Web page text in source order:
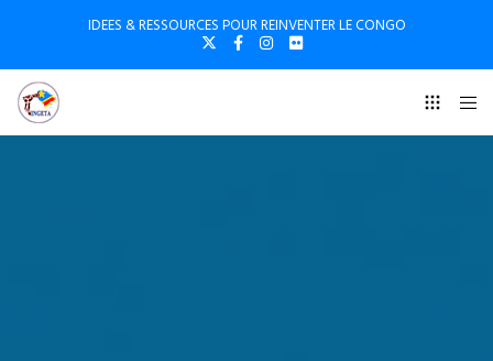
IDEES & RESSOURCES POUR REINVENTER LE CONGO